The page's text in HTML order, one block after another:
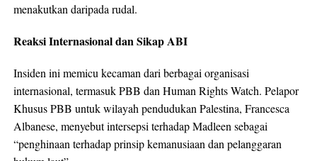
menakutkan daripada rudal.
Reaksi Internasional dan Sikap ABI
Insiden ini memicu kecaman dari berbagai organisasi
internasional, termasuk PBB dan Human Rights Watch. Pelapor
Khusus PBB untuk wilayah pendudukan Palestina, Francesca
Albanese, menyebut intersepsi terhadap Madleen sebagai
“penghinaan terhadap prinsip kemanusiaan dan pelanggaran